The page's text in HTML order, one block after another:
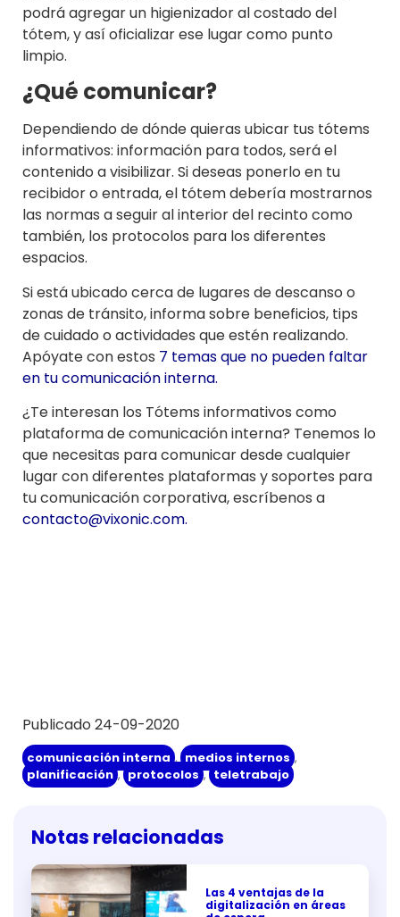
podrá agregar un higienizador al costado del
tótem, y así oficializar ese lugar como punto
limpio.
¿Qué comunicar?
Dependiendo de dónde quieras ubicar tus tótems
informativos: información para todos, será el
contenido a visibilizar. Si deseas ponerlo en tu
recibidor o entrada, el tótem debería mostrarnos
las normas a seguir al interior del recinto como
también, los protocolos para los diferentes
espacios.
Si está ubicado cerca de lugares de descanso o
zonas de tránsito, informa sobre beneficios, tips
de cuidado o actividades que estén realizando.
Apóyate con estos 7 temas que no pueden faltar
en tu comunicación interna.
¿Te interesan los Tótems informativos como
plataforma de comunicación interna? Tenemos lo
que necesitas para comunicar desde cualquier
lugar con diferentes plataformas y soportes para
tu comunicación corporativa,escríbenos a
contacto@vixonic.com.
Publicado 24-09-2020
comunicación interna , medios internos ,
planificación , protocolos , teletrabajo
Notas relacionadas
Las 4 ventajas de la
digitalización en áreas